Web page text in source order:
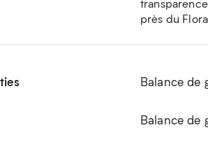
près du
Balance
Balance de